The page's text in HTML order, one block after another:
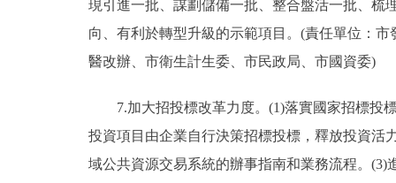
現引進一批、謀劃儲備一批、整合盤活一批、梳
向、有利於轉型升級的示範項目。(責任單位：
醫改辦、市衛生計生委、市民政局、市國資委)
7.加大招投標改革力度。(1)落實國家招標投標
投資項目由企業自行決策招標投標，釋放投資活
域公共資源交易系統的辦事指南和業務流程。